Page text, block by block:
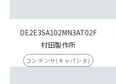
DE2E3SA102MN3AT02F
村田製作所
コンデンサ(キャパシタ)